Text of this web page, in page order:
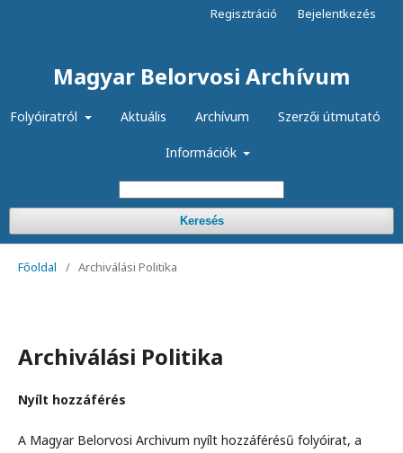
Magyar Belorvosi Archívum
Folyóiratról Aktuális Archívum Szerzői útmutató
Információk
Keresés
Regisztráció Bejelentkezés
Főoldal / Archiválási Politika
Archiválási Politika
Nyílt hozzáférés
A Magyar Belorvosi Archivum nyílt hozzáférésű folyóirat, a